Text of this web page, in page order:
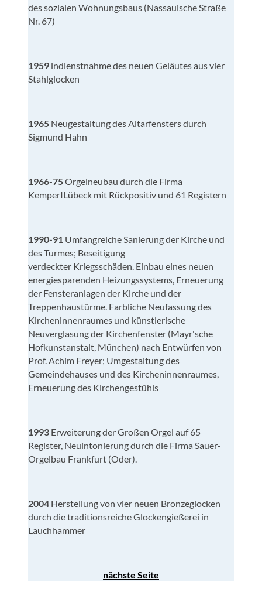
des sozialen Wohnungsbaus (Nassauische Straße
Nr. 67)
1959 lndienstnahme des neuen Geläutes aus vier
Stahlglocken
1965 Neugestaltung des Altarfensters durch
Sigmund Hahn
1966-75Orgelneubau durch die Firma
KemperILübeck mit Rückpositiv und 61 Registern
1990-91 Umfangreiche Sanierung der Kirche und
des Turmes; Beseitigung
verdeckter Kriegsschäden. Einbau eines neuen
energiesparenden Heizungssystems, Erneuerung
der Fensteranlagen der Kirche und der
Treppenhaustürme. Farbliche Neufassung des
Kircheninnenraumes und künstlerische
Neuverglasung der Kirchenfenster (Mayr'sche
Hofkunstanstalt, München) nach Entwürfen von
Prof. Achim Freyer; Umgestaltung des
Gemeindehauses und des Kircheninnenraumes,
Erneuerung des Kirchengestühls
1993 Erweiterung der Großen Orgel auf 65
Register, Neuintonierung durch die Firma Sauer-
Orgelbau Frankfurt (Oder).
2004 Herstellung von vier neuen Bronzeglocken
durch die traditionsreiche Glockengießerei in
Lauchhammer
nächste Seite